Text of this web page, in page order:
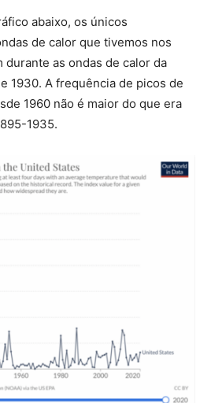
abaixo, os únicos
de calor que tivemos nos
durante as ondas de calor da
1930. A frequência de picos de
1960 não é maior do que era
1935.